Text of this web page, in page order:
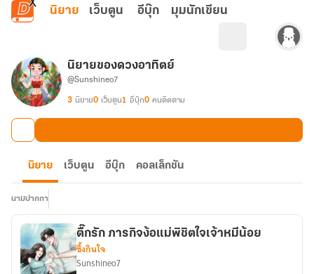
ข้ามไปยังเนื้อหาหลัก
นิยาย เว็บตูน อีบุ๊ก มุมนักเขียน
นิยายของดวงอาทิตย์
@Sunshineo7
3 นิยาย0 เว็บตูน1 อีบุ๊ก0 คนติดตาม
นิยาย เว็บตูน อีบุ๊ก คอลเล็กชัน
นามปากกา
ตื๊กรัก ภารกิจง้อแม่พิชิตใจเจ้าหมีน้อย
ซึ้งกินใจ
Sunshineo7